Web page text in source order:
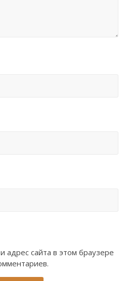
адрес сайта в этом браузере